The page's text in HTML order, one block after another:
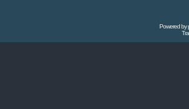
Powered by